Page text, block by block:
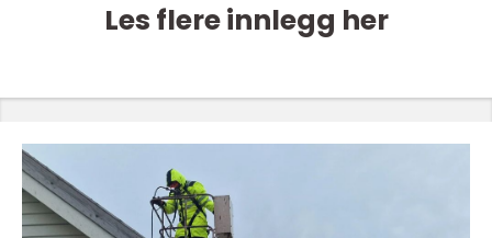
Les flere innlegg her